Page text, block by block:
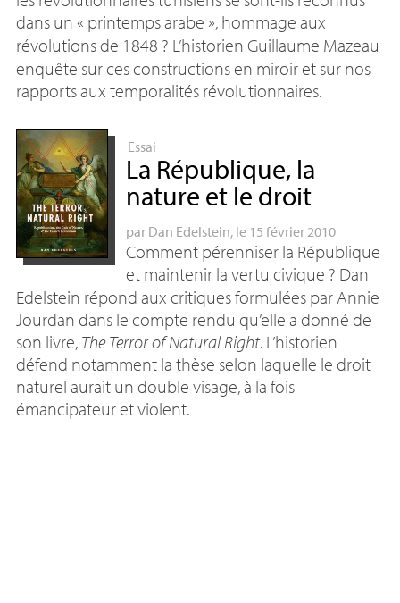
dans un « printemps arabe », hommage aux
révolutions de 1848 ? L’historien Guillaume Mazeau
enquête sur ces constructions en miroir et sur nos
rapports aux temporalités révolutionnaires.
Essai
La République, la
nature et le droit
par Dan Edelstein, le 15 février 2010
Comment pérenniser la République
et maintenir la vertu civique ? Dan
Edelstein répond aux critiques formulées par Annie
Jourdan dans le compte rendu qu’elle a donné de
son livre, The Terror of Natural Right. L’historien
défend notamment la thèse selon laquelle le droit
naturel aurait un double visage, à la fois
émancipateur et violent.